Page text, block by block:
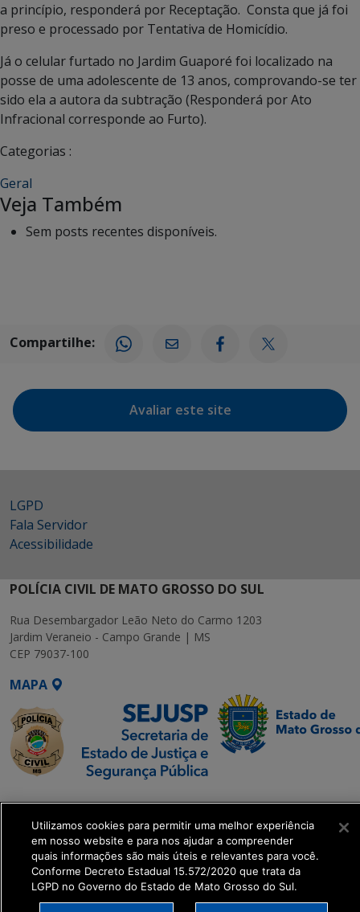
a princípio, responderá por Receptação. Consta que já foi
preso e processado por Tentativa de Homicídio.
Já o celular furtado no Jardim Guaporé foi localizado na
posse de uma adolescente de 13 anos, comprovando-se ter
sido ela a autora da subtração (Responderá por Ato
Infracional corresponde ao Furto).
Categorias :
Geral
Veja Também
Sem posts recentes disponíveis.
Compartilhe:
Avaliar este site
LGPD
Fala Servidor
Acessibilidade
POLÍCIA CIVIL DE MATO GROSSO DO SUL
Rua Desembargador Leão Neto do Carmo 1203
Jardim Veraneio - Campo Grande | MS
CEP 79037-100
MAPA
SETDIG | Secretaria-
Executiva de
Transformação Digital
get_footer();
Utilizamos cookies para permitir uma melhor experiência
em nosso website e para nos ajudar a compreender
quais informações são mais úteis e relevantes para você.
Conforme Decreto Estadual 15.572/2020 que trata da
LGPD no Governo do Estado de Mato Grosso do Sul.